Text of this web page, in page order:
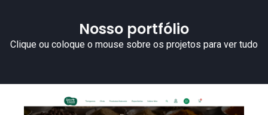
Nosso portfólio
Clique ou coloque o mouse sobre os projetos para ver tudo